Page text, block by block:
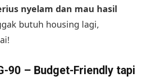
nyelam dan mau hasil
butuh housing lagi,
90 – Budget-Friendly tapi